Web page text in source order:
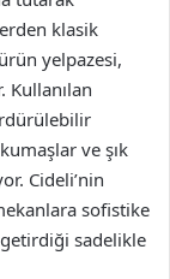
klasik
yelpazesi,
Kullanılan
ve şık
Cideli’nin
sofistike
sadelikle